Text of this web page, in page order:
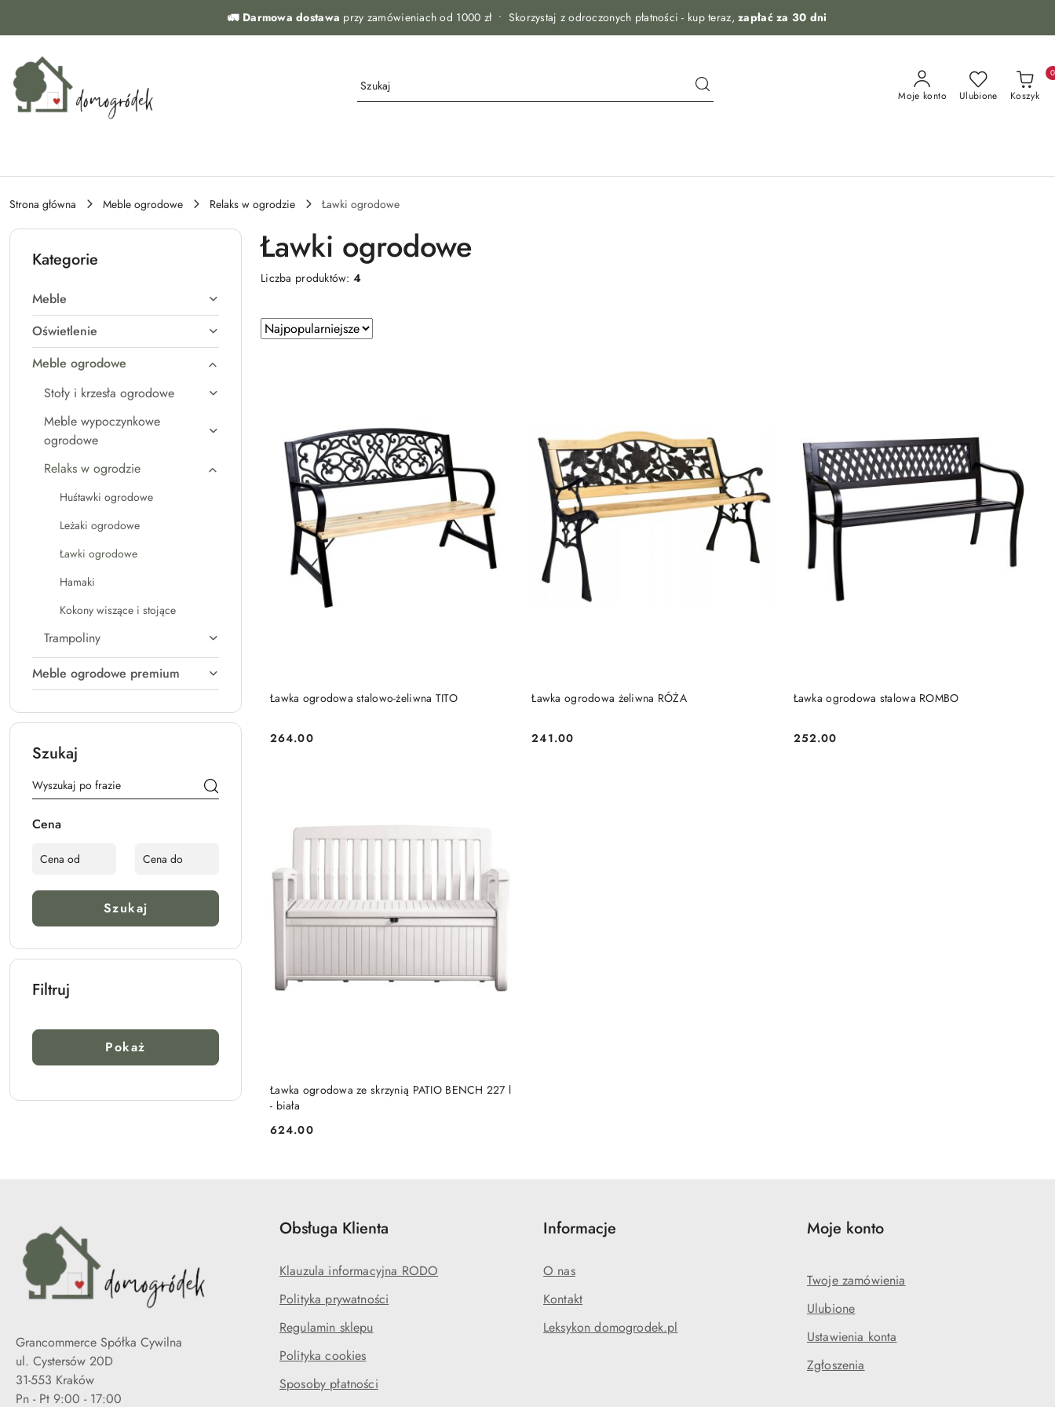
🚛 Darmowa dostawa przy zamówieniach od 1000 zł • Skorzystaj z odroczonych płatności - kup teraz, zapłać za 30 dni
Moje konto Ulubione Koszyk
0
Strona główna Meble ogrodowe Relaks w ogrodzie Ławki ogrodowe
Kategorie
Meble
Oświetlenie
Meble ogrodowe
Stoły i krzesła ogrodowe
Meble wypoczynkowe
ogrodowe
Relaks w ogrodzie
Huśtawki ogrodowe
Leżaki ogrodowe
Ławki ogrodowe
Hamaki
Kokony wiszące i stojące
Trampoliny
Meble ogrodowe premium
Szukaj
Cena
Szukaj
Filtruj
Pokaż
Ławki ogrodowe
Liczba produktów:4
Zastosowano
sortowanie:
Sortuj
według
Ławka ogrodowa stalowo-żeliwna TITO
Cena:
264.00
DODAJ DO KOSZYKA Ławka ogrodowa żeliwna RÓŻA
Cena:
241.00
DODAJ DO KOSZYKA Ławka ogrodowa stalowa ROMBO
Cena:
252.00
PRODUKT NIEDOSTĘPNY
Ławka ogrodowa ze skrzynią PATIO BENCH 227 l
- biała
Cena:
624.00
PRODUKT NIEDOSTĘPNY
Grancommerce Spółka Cywilna
ul. Cystersów 20D
31-553 Kraków
Pn - Pt 9:00 - 17:00
Obsługa Klienta
Klauzula informacyjna RODO
Polityka prywatności
Regulamin sklepu
Polityka cookies
Sposoby płatności
Informacje
O nas
Kontakt
Leksykon domogrodek.pl
Moje konto
Twoje zamówienia
Ulubione
Ustawienia konta
Zgłoszenia